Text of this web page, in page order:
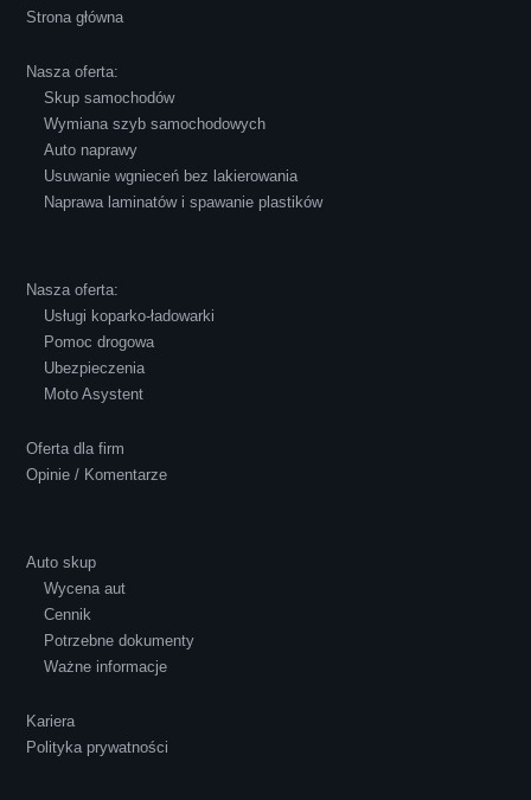
atmosferze, czego z reguły nie można
powiedzieć o innych firmach tego type.
Pozdrawiam i polecam!
Polecam S-Car.pl, szybka i bardzo miła
Strona główna
Nasza oferta:
Skup samochodów
Wymiana szyb samochodowych
Auto naprawy
Usuwanie wgnieceń bez lakierowania
Naprawa laminatów i spawanie plastików
Nasza oferta:
Usługi koparko-ładowarki
Pomoc drogowa
Ubezpieczenia
Moto Asystent
Oferta dla firm
Opinie / Komentarze
Auto skup
Wycena aut
Cennik
Potrzebne dokumenty
Ważne informacje
Kariera
Polityka prywatności